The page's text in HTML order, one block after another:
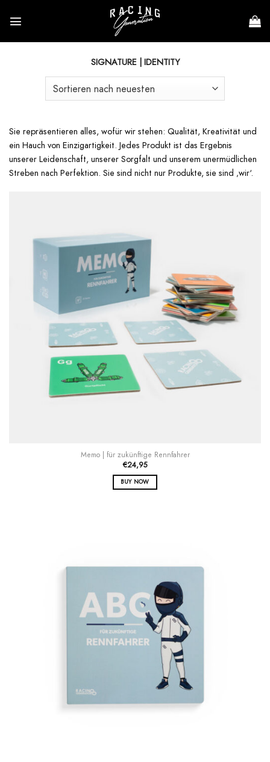
Inhalt
SIGNATURE | IDENTITY
Sie repräsentieren alles, wofür wir stehen: Qualität, Kreativität und
ein Hauch von Einzigartigkeit. Jedes Produkt ist das Ergebnis
unserer Leidenschaft, unserer Sorgfalt und unserem unermüdlichen
Streben nach Perfektion. Sie sind nicht nur Produkte, sie sind ‚wir‘.
Memo | für zukünftige Rennfahrer
€24,95
BUY NOW